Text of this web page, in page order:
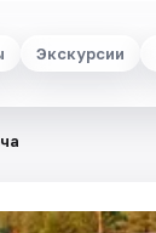
Экскурсии